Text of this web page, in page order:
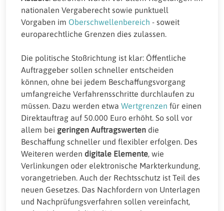
nationalen Vergaberecht sowie punktuell
Vorgaben im Oberschwellenbereich - soweit
europarechtliche Grenzen dies zulassen.
Die politische Stoßrichtung ist klar: Öffentliche
Auftraggeber sollen schneller entscheiden
können, ohne bei jedem Beschaffungsvorgang
umfangreiche Verfahrensschritte durchlaufen zu
müssen. Dazu werden etwa Wertgrenzen für einen
Direktauftrag auf 50.000 Euro erhöht. So soll vor
allem bei geringen Auftragswerten die
Beschaffung schneller und flexibler erfolgen. Des
Weiteren werden digitale Elemente, wie
Verlinkungen oder elektronische Markterkundung,
vorangetrieben. Auch der Rechtsschutz ist Teil des
neuen Gesetzes. Das Nachfordern von Unterlagen
und Nachprüfungsverfahren sollen vereinfacht,